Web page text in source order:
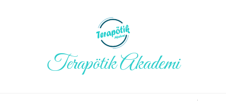
Terapötik Akademi